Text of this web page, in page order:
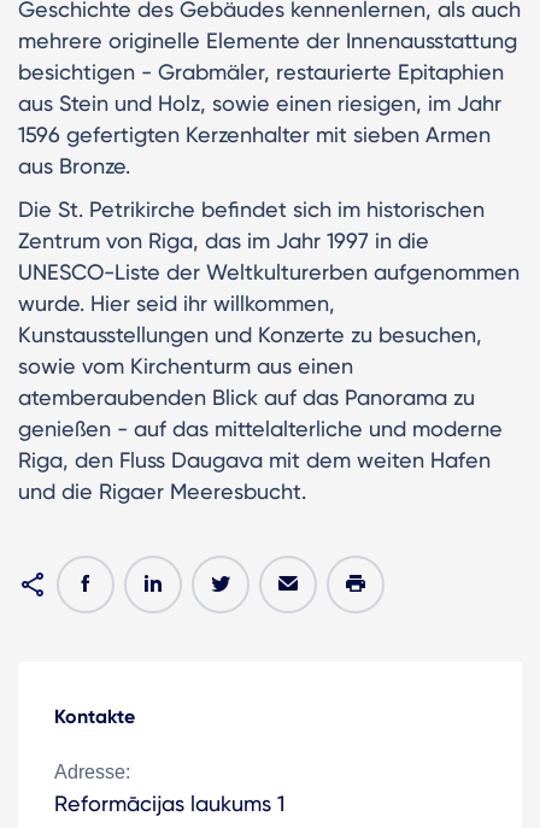
Geschichte des Gebäudes kennenlernen, als auch
mehrere originelle Elemente der Innenausstattung
besichtigen - Grabmäler, restaurierte Epitaphien
aus Stein und Holz, sowie einen riesigen, im Jahr
1596 gefertigten Kerzenhalter mit sieben Armen
aus Bronze.
Die St. Petrikirche befindet sich im historischen
Zentrum von Riga, das im Jahr 1997 in die
UNESCO-Liste der Weltkulturerben aufgenommen
wurde. Hier seid ihr willkommen,
Kunstausstellungen und Konzerte zu besuchen,
sowie vom Kirchenturm aus einen
atemberaubenden Blick auf das Panorama zu
genießen - auf das mittelalterliche und moderne
Riga, den Fluss Daugava mit dem weiten Hafen
und die Rigaer Meeresbucht.
Kontakte
Adresse:
Reformācijas laukums 1